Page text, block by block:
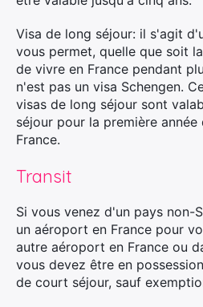
Visa de long séjour: il s'agit
vous permet, quelle que soit
de vivre en France pendant
n'est pas un visa Schengen.
visas de long séjour sont
séjour pour la première
France.
Transit
Si vous venez d'un pays non-
un aéroport en France pour
autre aéroport en France ou
vous devez être en
de court séjour, sauf